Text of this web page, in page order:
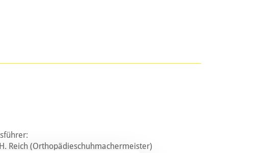
Reich (Orthopädieschuhmachermeister)